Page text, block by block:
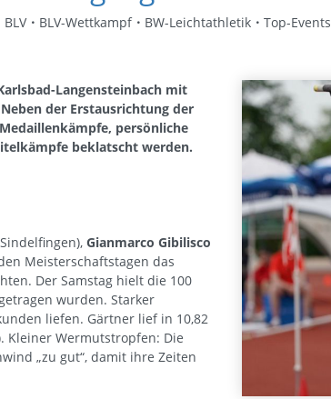
BLV-Wettkampf BW-Leichtathletik Top-Events
Langensteinbach mit
der Erstausrichtung der
persönliche
beklatscht werden.
Gianmarco Gibilisco
Meisterschaftstagen das
Der Samstag hielt die 100
wurden. Starker
liefen. Gärtner lief in 10,82
Kleiner Wermutstropfen: Die
„zu gut“, damit ihre Zeiten